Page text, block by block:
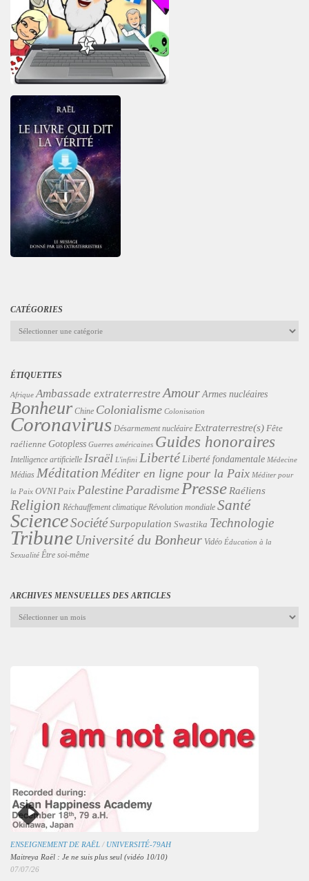
CATÉGORIES
ÉTIQUETTES
Afrique Ambassade extraterrestre Amour Armes nucléaires
Bonheur Chine Colonialisme Colonisation
Coronavirus Désarmement nucléaire Extraterrestre(s) Fête
raélienne Gotopless Guerres américaines Guides honoraires
Intelligence artificielle Israël L'infini Liberté Liberté fondamentale Médecine
Médias Méditation Méditer en ligne pour la Paix Méditer pour
la Paix OVNI Paix Palestine Paradisme Presse Raéliens
Religion Réchauffement climatique Révolution mondiale Santé
ScienceSociétéSurpopulation Swastika Technologie
Tribune Université du Bonheur Vidéo Éducation à la
Sexualité Être soi-même
ARCHIVES MENSUELLES DES ARTICLES
ENSEIGNEMENT DE RAËL / UNIVERSITÉ-79AH
Maitreya Raël : Je ne suis plus seul (vidéo 10/10)
07/07/26